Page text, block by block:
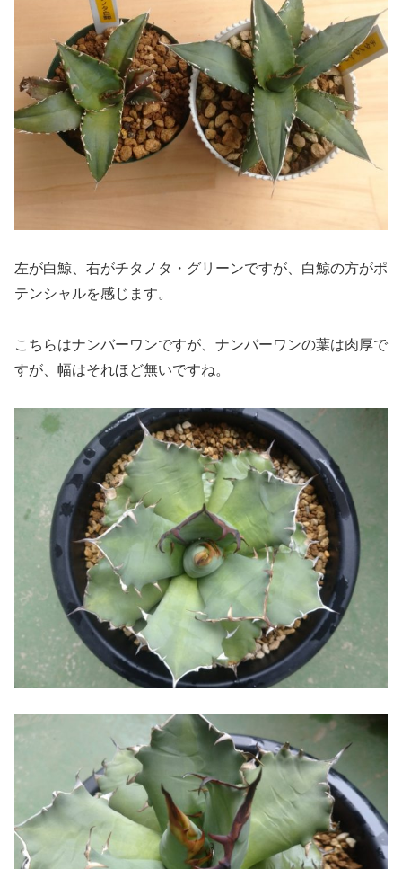
左が白鯨、右がチタノタ・グリーンですが、白鯨の方がポ
テンシャルを感じます。
こちらはナンバーワンですが、ナンバーワンの葉は肉厚で
すが、幅はそれほど無いですね。